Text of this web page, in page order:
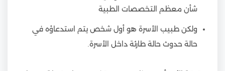
شأن معظم التخصصات الطبية
ولكن طبيب الأسرة هو أول شخص يتم استدعاؤه في
حالة حدوث حالة طارئة داخل الأسرة.